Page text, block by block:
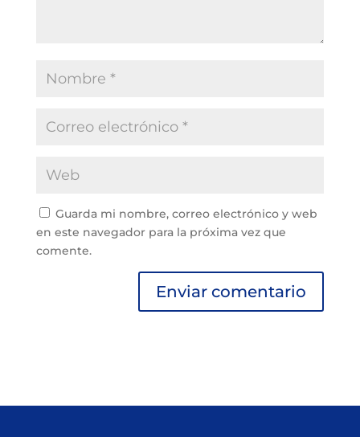
Guarda mi nombre, correo electrónico y web
en este navegador para la próxima vez que
comente.